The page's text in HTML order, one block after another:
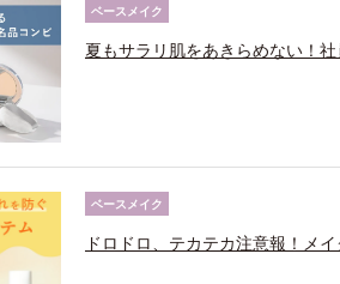
ベースメイク
夏もサラリ肌をあきらめない！
ベースメイク
ドロドロ、テカテカ注意報！メ